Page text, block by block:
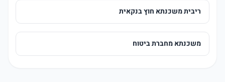
ריבית משכנתא חוץ בנקאית
משכנתא מחברת ביטוח